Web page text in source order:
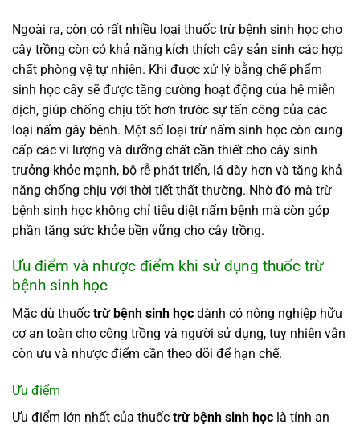
Ngoài ra, còn có rất nhiều loại thuốc trừ bệnh sinh học cho
cây trồng còn có khả năng kích thích cây sản sinh các hợp
chất phòng vệ tự nhiên. Khi được xử lý bằng chế phẩm
sinh học cây sẽ được tăng cường hoạt động của hệ miễn
dịch, giúp chống chịu tốt hơn trước sự tấn công của các
loại nấm gây bệnh. Một số loại trừ nấm sinh học còn cung
cấp các vi lượng và dưỡng chất cần thiết cho cây sinh
trưởng khỏe mạnh, bộ rễ phát triển, lá dày hơn và tăng khả
năng chống chịu với thời tiết thất thường. Nhờ đó mà trừ
bệnh sinh học không chỉ tiêu diệt nấm bệnh mà còn góp
phần tăng sức khỏe bền vững cho cây trồng.
Ưu điểm và nhược điểm khi sử dụng thuốc trừ
bệnh sinh học
Mặc dù thuốc trừ bệnh sinh học dành có nông nghiệp hữu
cơ an toàn cho công trồng và người sử dụng, tuy nhiên vẫn
còn ưu và nhược điểm cần theo dõi để hạn chế.
Ưu điểm
Ưu điểm lớn nhất của thuốc trừ bệnh sinh học là tính an